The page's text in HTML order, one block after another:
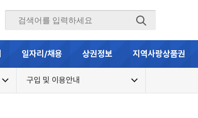
일자리/채용 상권정보 지역사랑상품권
구입 및 이용안내